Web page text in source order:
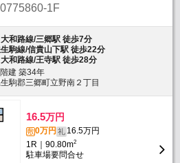
1F
大和路線/三郷駅 徒歩7分
生駒線/信貴山下駅 徒歩22分
大和路線/王寺駅 徒歩28分
建 築34年
駒郡三郷町立野南２丁目
16.5万円
敷0万円 礼 16.5万円
1R｜90.80m2
駐車場要問合せ